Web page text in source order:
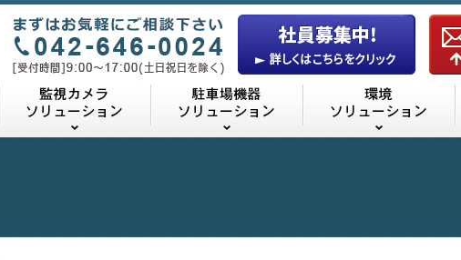
業務の概要 監視カメラソリューション駐車場機器ソリューション